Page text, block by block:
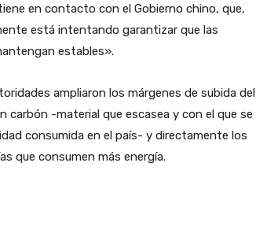
en contacto con el Gobierno chino, que,
está intentando garantizar que las
estables».
ampliaron los márgenes de subida del
carbón -material que escasea y con el que se
consumida en el país- y directamente los
que consumen más energía.